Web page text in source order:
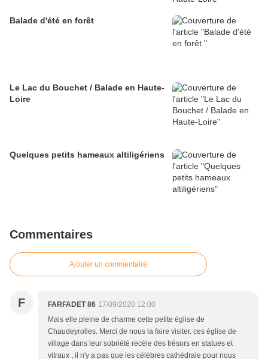
Balade d'été en forêt
Le Lac du Bouchet / Balade en Haute-
Loire
Quelques petits hameaux altiligériens
Commentaires
Ajouter un commentaire
F FARFADET 86 17/09/2020 12:00
Mais elle pleine de charme cette petite église de
Chaudeyrolles. Merci de nous la faire visiter. ces église de
village dans leur sobriété recèle des trésors en statues et
vitraux ; il n'y a pas que les célèbres cathédrale pour nous